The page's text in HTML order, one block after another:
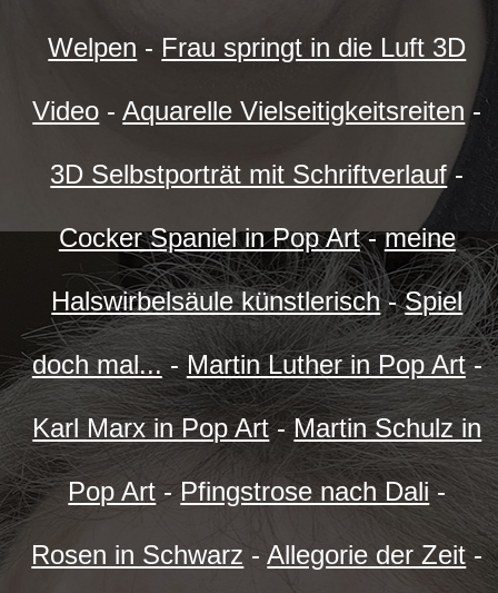
Welpen - Frau springt in die Luft 3D
Video -Aquarelle Vielseitigkeitsreiten-
3D Selbstporträt mit Schriftverlauf-
Cocker Spaniel in Pop Art-meine
Halswirbelsäule künstlerisch-Spiel
doch mal...-Martin Luther in Pop Art-
Karl Marx in Pop Art-Martin Schulz in
Pop Art -Pfingstrose nach Dali -
Rosen in Schwarz -Allegorie der Zeit -